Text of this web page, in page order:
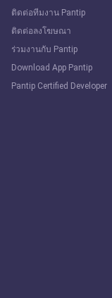
ติดต่อทีมงาน Pantip
ติดต่อลงโฆษณา
ร่วมงานกับ Pantip
Download App Pantip
Pantip Certified Developer